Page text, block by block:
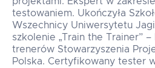
testowaniem. Ukończyła
Wszechnicy Uniwersytetu
szkolenie „Train the Trainer”
trenerów Stowarzyszenia
Polska. Certyfikowany tester